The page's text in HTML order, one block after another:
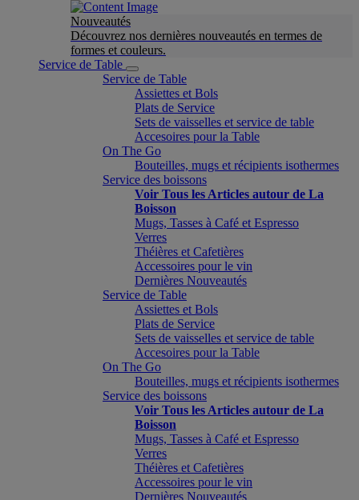
Nouveautés
Découvrez nos dernières nouveautés en termes de
formes et couleurs.
Service de Table
Service de Table
Assiettes et Bols
Plats de Service
Sets de vaisselles et service de table
Accesoires pour la Table
On The Go
Bouteilles, mugs et récipients isothermes
Service des boissons
Voir Tous les Articles autour de La
Boisson
Mugs, Tasses à Café et Espresso
Verres
Théières et Cafetières
Accessoires pour le vin
Dernières Nouveautés
Service de Table
Assiettes et Bols
Plats de Service
Sets de vaisselles et service de table
Accesoires pour la Table
On The Go
Bouteilles, mugs et récipients isothermes
Service des boissons
Voir Tous les Articles autour de La
Boisson
Mugs, Tasses à Café et Espresso
Verres
Théières et Cafetières
Accessoires pour le vin
Dernières Nouveautés